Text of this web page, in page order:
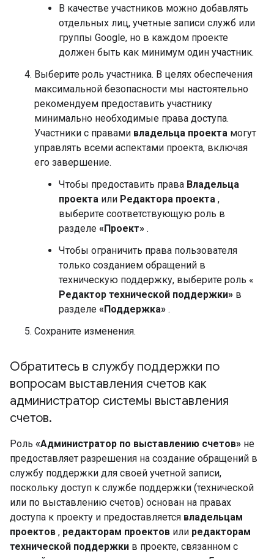
В качестве участников можно добавлять
отдельных лиц, учетные записи служб или
группы Google, но в каждом проекте
должен быть как минимум один участник.
Выберите роль участника. В целях обеспечения
максимальной безопасности мы настоятельно
рекомендуем предоставить участнику
минимально необходимые права доступа.
Участники с правами владельца проекта могут
управлять всеми аспектами проекта, включая
его завершение.
Чтобы предоставить права Владельца
проекта или Редактора проекта ,
выберите соответствующую роль в
разделе «Проект» .
Чтобы ограничить права пользователя
только созданием обращений в
техническую поддержку, выберите роль «
Редактор технической поддержки» в
разделе «Поддержка» .
Сохраните изменения.
Обратитесь в службу поддержки по
вопросам выставления счетов как
администратор системы выставления
счетов.
Роль «Администратор по выставлению счетов» не
предоставляет разрешения на создание обращений в
службу поддержки для своей учетной записи,
поскольку доступ к службе поддержки (технической
или по выставлению счетов) основан на правах
доступа к проекту и предоставляется владельцам
проектов , редакторам проектов или редакторам
технической поддержки в проекте, связанном с